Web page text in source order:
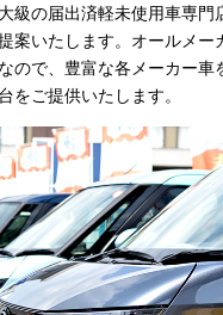
級の届出済軽未使用車専門
案いたします。オールメー
ので、豊富な各メーカー車
をご提供いたします。